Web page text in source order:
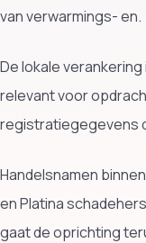
van verwarmings- en.
De lokale
relevant voor
registratiegegevens
Handelsnamen
en Platina
gaat de oprichting